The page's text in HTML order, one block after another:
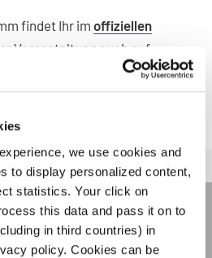
we use cookies and
to display personalized content,
statistics. Your click on
this data and pass it on to
in third countries) in
policy. Cookies can be
findet Ihr im offiziellen
Veranstaltung auch auf
für weitere Fotos, Videos und
NEWSLETTER